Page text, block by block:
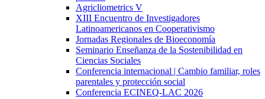
Agricliometrics V
XIII Encuentro de Investigadores
Latinoamericanos en Cooperativismo
Jornadas Regionales de Bioeconomía
Seminario Enseñanza de la Sostenibilidad en
Ciencias Sociales
Conferencia internacional | Cambio familiar, roles
parentales y protección social
Conferencia ECINEQ-LAC 2026